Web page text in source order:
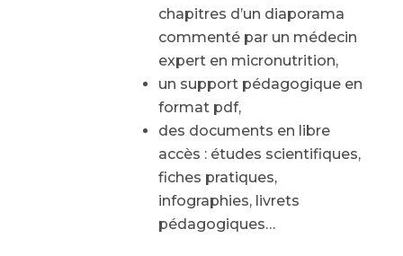
chapitres d’un diaporama
commenté par un médecin
expert en micronutrition,
un support pédagogique en
format pdf,
des documents en libre
accès : études scientifiques,
fiches pratiques,
infographies, livrets
pédagogiques…